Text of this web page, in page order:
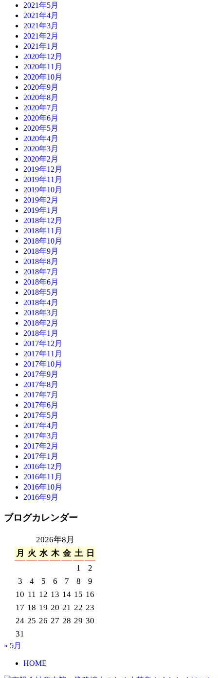
2021年5月
2021年4月
2021年3月
2021年2月
2021年1月
2020年12月
2020年11月
2020年10月
2020年9月
2020年8月
2020年7月
2020年6月
2020年5月
2020年4月
2020年3月
2020年2月
2019年12月
2019年11月
2019年10月
2019年2月
2019年1月
2018年12月
2018年11月
2018年10月
2018年9月
2018年8月
2018年7月
2018年6月
2018年5月
2018年4月
2018年3月
2018年2月
2018年1月
2017年12月
2017年11月
2017年10月
2017年9月
2017年8月
2017年7月
2017年6月
2017年5月
2017年4月
2017年3月
2017年2月
2017年1月
2016年12月
2016年11月
2016年10月
2016年9月
ブログカレンダー
2026年8月
月
火 水 木 金 土 日
1
2
3
4 5 6 7 8
9
10 11 12 13 14 15 16
17 18 19 20 21 22 23
24 25 26 27 28 29 30
31
« 5月
HOME